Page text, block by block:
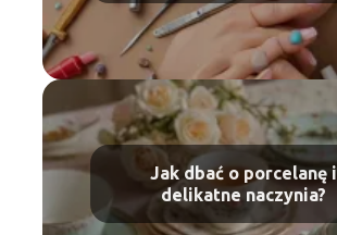
Jak dbać o porcelanę i
delikatne naczynia?